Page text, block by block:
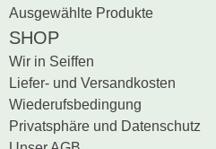
Ausgewählte Produkte
SHOP
Wir in Seiffen
Liefer- und Versandkosten
Wiederufsbedingung
Privatsphäre und Datenschutz